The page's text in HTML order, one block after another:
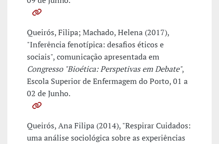
Queirós, Filipa; Machado, Helena (2017),
"Inferência fenotípica: desafios éticos e
sociais", comunicação apresentada em
Congresso "Bioética: Perspetivas em Debate",
Escola Superior de Enfermagem do Porto, 01 a
02 de Junho.
Queirós, Ana Filipa (2014), "Respirar Cuidados:
uma análise sociológica sobre as experiências